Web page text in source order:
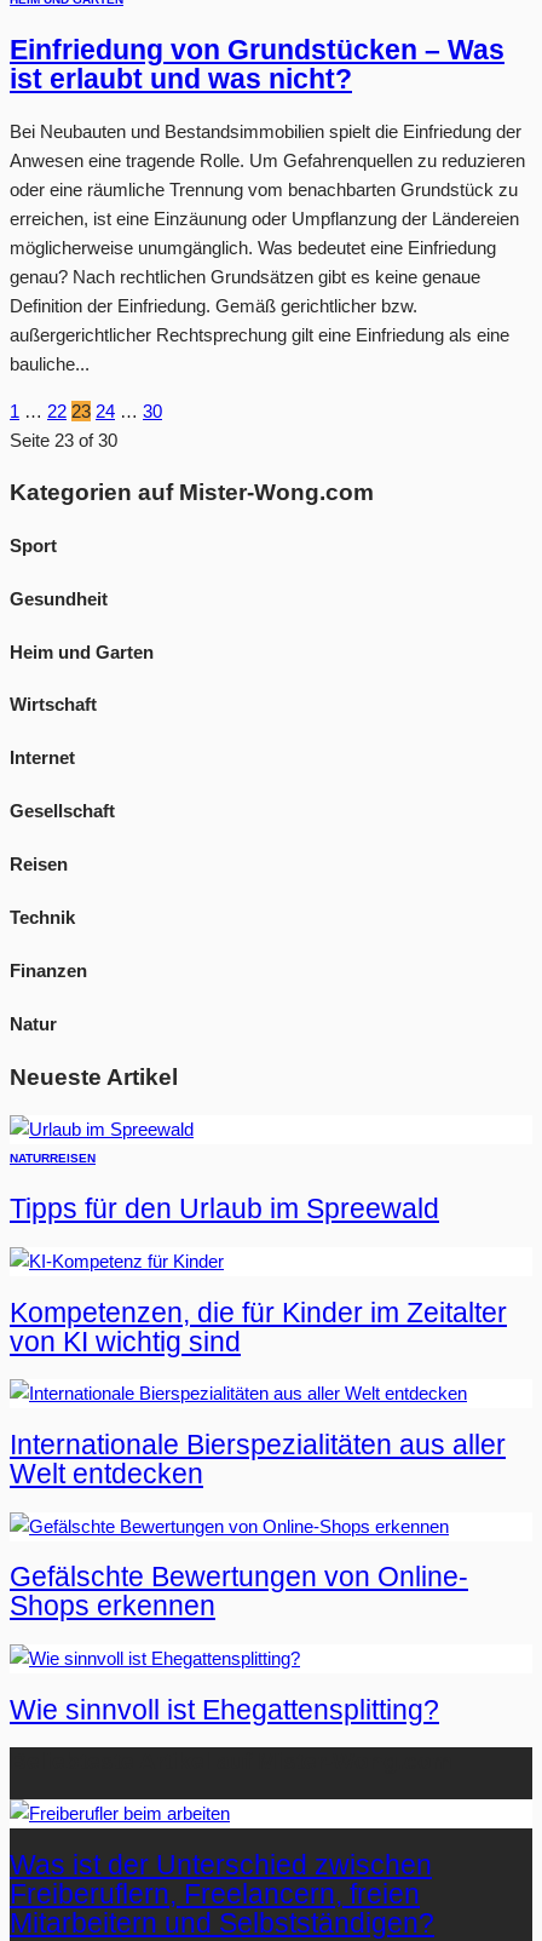
Einfriedung von Grundstücken – Was
ist erlaubt und was nicht?
Bei Neubauten und Bestandsimmobilien spielt die Einfriedung der
Anwesen eine tragende Rolle. Um Gefahrenquellen zu reduzieren
oder eine räumliche Trennung vom benachbarten Grundstück zu
erreichen, ist eine Einzäunung oder Umpflanzung der Ländereien
möglicherweise unumgänglich. Was bedeutet eine Einfriedung
genau? Nach rechtlichen Grundsätzen gibt es keine genaue
Definition der Einfriedung. Gemäß gerichtlicher bzw.
außergerichtlicher Rechtsprechung gilt eine Einfriedung als eine
bauliche...
1 … 22 23 24 … 30
Seite 23 of 30
Kategorien auf Mister-Wong.com
Sport
Gesundheit
Heim und Garten
Wirtschaft
Internet
Gesellschaft
Reisen
Technik
Finanzen
Natur
Neueste Artikel
NATURREISEN
Tipps für den Urlaub im Spreewald
Kompetenzen, die für Kinder im Zeitalter
von KI wichtig sind
Internationale Bierspezialitäten aus aller
Welt entdecken
Gefälschte Bewertungen von Online-
Shops erkennen
Wie sinnvoll ist Ehegattensplitting?
Was ist der Unterschied zwischen
Freiberuflern, Freelancern, freien
Mitarbeitern und Selbstständigen?